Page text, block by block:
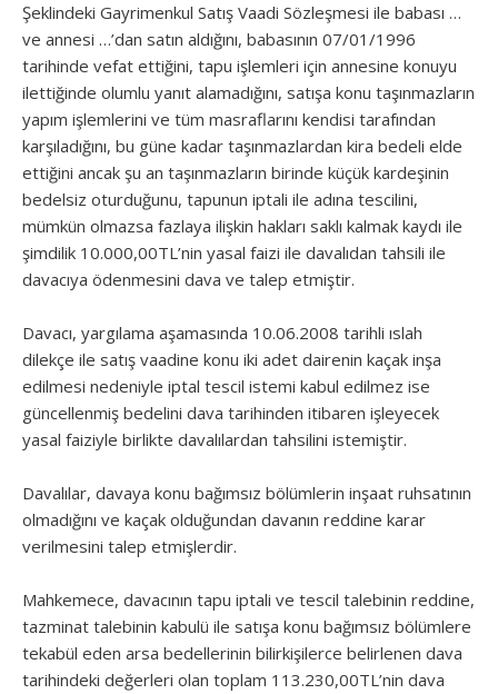
Şeklindeki Gayrimenkul Satış Vaadi Sözleşmesi ile babası …
ve annesi …’dan satın aldığını, babasının 07/01/1996
tarihinde vefat ettiğini, tapu işlemleri için annesine konuyu
ilettiğinde olumlu yanıt alamadığını, satışa konu taşınmazların
yapım işlemlerini ve tüm masraflarını kendisi tarafından
karşıladığını, bu güne kadar taşınmazlardan kira bedeli elde
ettiğini ancak şu an taşınmazların birinde küçük kardeşinin
bedelsiz oturduğunu, tapunun iptali ile adına tescilini,
mümkün olmazsa fazlaya ilişkin hakları saklı kalmak kaydı ile
şimdilik 10.000,00TL’nin yasal faizi ile davalıdan tahsili ile
davacıya ödenmesini dava ve talep etmiştir.
Davacı, yargılama aşamasında 10.06.2008 tarihli ıslah
dilekçe ile satış vaadine konu iki adet dairenin kaçak inşa
edilmesi nedeniyle iptal tescil istemi kabul edilmez ise
güncellenmiş bedelini dava tarihinden itibaren işleyecek
yasal faiziyle birlikte davalılardan tahsilini istemiştir.
Davalılar, davaya konu bağımsız bölümlerin inşaat ruhsatının
olmadığını ve kaçak olduğundan davanın reddine karar
verilmesini talep etmişlerdir.
Mahkemece, davacının tapu iptali ve tescil talebinin reddine,
tazminat talebinin kabulü ile satışa konu bağımsız bölümlere
tekabül eden arsa bedellerinin bilirkişilerce belirlenen dava
tarihindeki değerleri olan toplam 113.230,00TL’nin dava